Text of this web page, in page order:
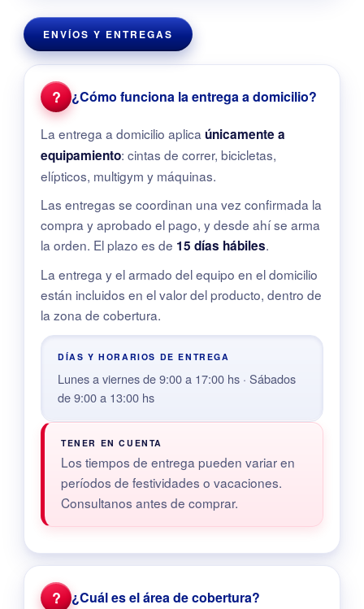
ENVÍOS Y ENTREGAS
? ¿Cómo funciona la entrega a domicilio?
La entrega a domicilio aplica únicamente a
equipamiento: cintas de correr, bicicletas,
elípticos, multigym y máquinas.
Las entregas se coordinan una vez confirmada la
compra y aprobado el pago, y desde ahí se arma
la orden. El plazo es de 15 días hábiles.
La entrega y el armado del equipo en el domicilio
están incluidos en el valor del producto, dentro de
la zona de cobertura.
DÍAS Y HORARIOS DE ENTREGA
Lunes a viernes de 9:00 a 17:00 hs · Sábados
de 9:00 a 13:00 hs
TENER EN CUENTA
Los tiempos de entrega pueden variar en
períodos de festividades o vacaciones.
Consultanos antes de comprar.
? ¿Cuál es el área de cobertura?